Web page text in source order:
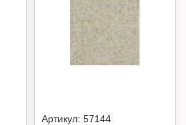
Артикул: 57144